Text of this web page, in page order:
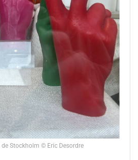
de Stockholm © Eric Desordre